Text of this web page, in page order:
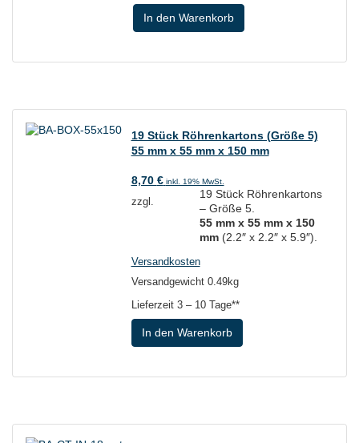
In den Warenkorb
19 Stück Röhrenkartons (Größe 5)
55 mm x 55 mm x 150 mm
8,70 € inkl. 19% MwSt.
19 Stück Röhrenkartons
– Größe 5.
55 mm x 55 mm x 150
mm(2.2″ x 2.2″ x 5.9″).
zzgl.
Versandkosten
Versandgewicht 0.49kg
Lieferzeit 3 – 10 Tage**
In den Warenkorb